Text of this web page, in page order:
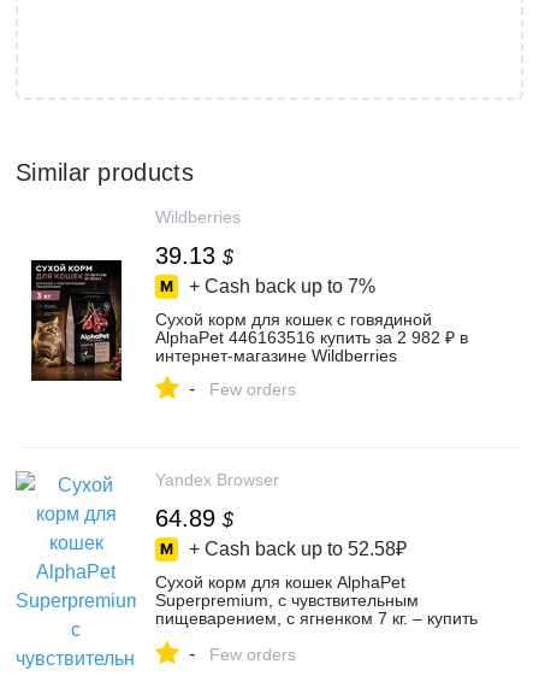
Similar products
Wildberries
39.13 $
+ Cash back up to 7%
Сухой корм для кошек с говядиной
AlphaPet 446163516 купить за 2 982 ₽ в
интернет‑магазине Wildberries
- Few orders
Yandex Browser
64.89 $
+ Cash back up to 52.58₽
Сухой корм для кошек AlphaPet
Superpremium, с чувствительным
пищеварением, с ягненком 7 кг. – купить
Сэлс" на Яндекс Маркете, 103199738174
- Few orders